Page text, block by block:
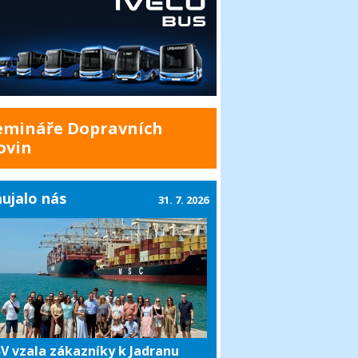
Dopravních
nás
vzala zákazníky k Jadranu
31. 7. 2026